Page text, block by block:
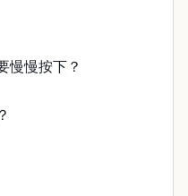
慢慢按下？